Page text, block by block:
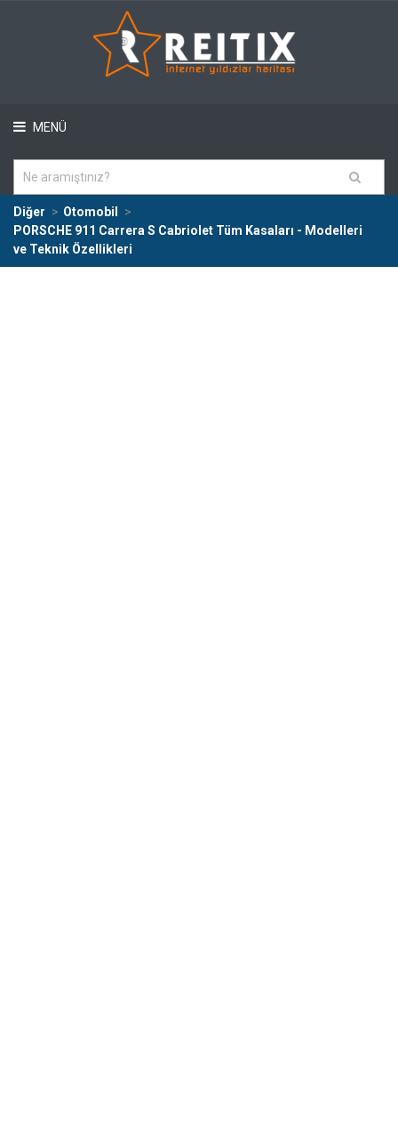
MENÜ
Diğer
Otomobil
PORSCHE 911 Carrera S Cabriolet Tüm Kasaları - Modelleri
ve Teknik Özellikleri